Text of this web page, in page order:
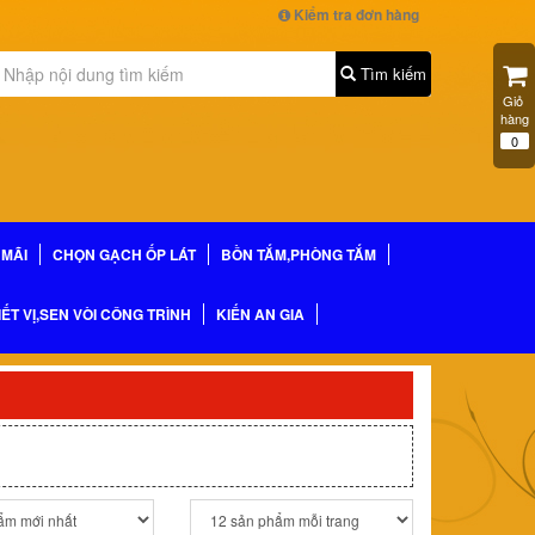
Kiểm tra đơn hàng
Tìm kiếm
CHỌN GẠCH ỐP LÁT BỒN TẮM,PHÒNG TẮM
VỊ,SEN VÒI CÔNG TRÌNH KIẾN AN GIA
Giỏ
hàng
0